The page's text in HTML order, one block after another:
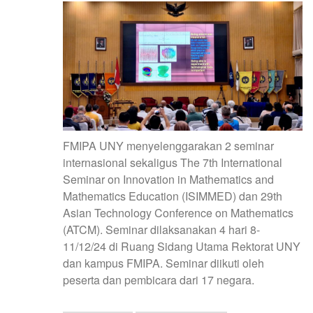
FMIPA UNY menyelenggarakan 2 seminar
internasional sekaligus The 7th International
Seminar on Innovation in Mathematics and
Mathematics Education (ISIMMED) dan 29th
Asian Technology Conference on Mathematics
(ATCM). Seminar dilaksanakan 4 hari 8-
11/12/24 di Ruang Sidang Utama Rektorat UNY
dan kampus FMIPA. Seminar diikuti oleh
peserta dan pembicara dari 17 negara.